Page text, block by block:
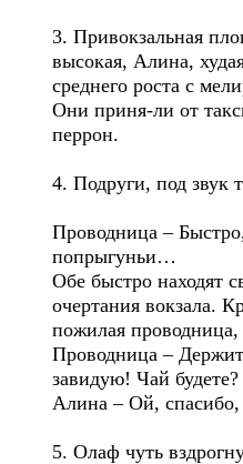
3. Привокзальная
высокая, Алина,
среднего роста с
Они приня-ли от
перрон.
4. Подруги, под звук
Проводница –
попрыгуньи…
Обе быстро находят
очертания вокзала.
пожилая
Проводница –
завидую! Чай будете?
Алина – Ой, спасибо,
5. Олаф чуть